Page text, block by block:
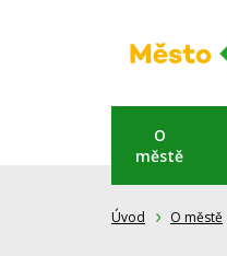
O
městě
Úvod O městě